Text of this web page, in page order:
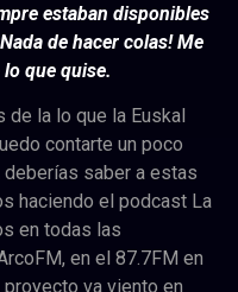
estaban disponibles
de hacer colas! Me
que quise.
de la lo que la Euskal
contarte un poco
deberías saber a estas
haciendo el podcast La
en todas las
en el 87.7FM en
va viento en